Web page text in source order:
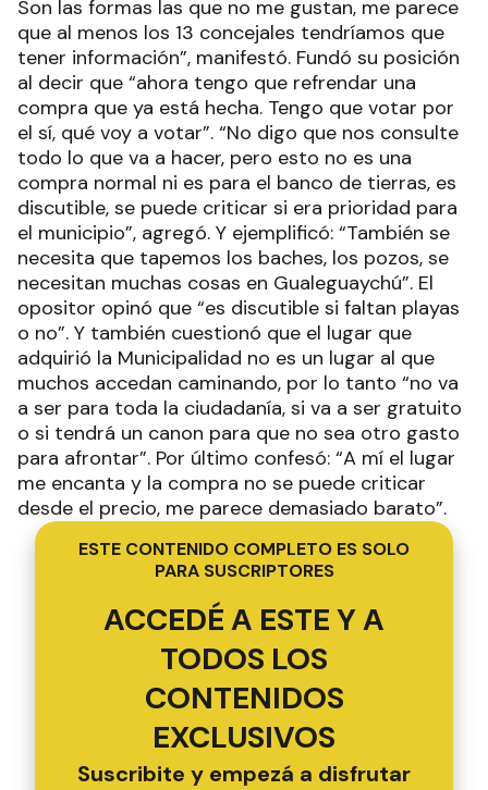
Son las formas las que no me gustan, me parece
que al menos los 13 concejales tendríamos que
tener información”, manifestó. Fundó su posición
al decir que “ahora tengo que refrendar una
compra que ya está hecha. Tengo que votar por
el sí, qué voy a votar”. “No digo que nos consulte
todo lo que va a hacer, pero esto no es una
compra normal ni es para el banco de tierras, es
discutible, se puede criticar si era prioridad para
el municipio”, agregó. Y ejemplificó: “También se
necesita que tapemos los baches, los pozos, se
necesitan muchas cosas en Gualeguaychú”. El
opositor opinó que “es discutible si faltan playas
o no”. Y también cuestionó que el lugar que
adquirió la Municipalidad no es un lugar al que
muchos accedan caminando, por lo tanto “no va
a ser para toda la ciudadanía, si va a ser gratuito
o si tendrá un canon para que no sea otro gasto
para afrontar”. Por último confesó: “A mí el lugar
me encanta y la compra no se puede criticar
desde el precio, me parece demasiado barato”.
ESTE CONTENIDO COMPLETO ES SOLO
PARA SUSCRIPTORES
ACCEDÉ A ESTE Y A
TODOS LOS
CONTENIDOS
EXCLUSIVOS
Suscribite y empezá a disfrutar